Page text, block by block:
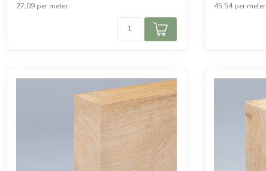
27,09 per meter 45,54 per meter